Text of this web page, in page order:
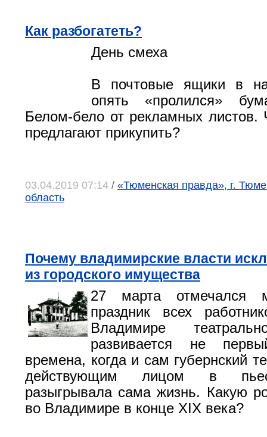
Как разбогатеть?
День смеха
В почтовые ящики в
опять «пролился»
Белом-бело от рекламных листов.
предлагают прикупить?
03.04.2019 07:14 / «Тюменская правда», г.
область
Почему владимирские власти
из городского имущества
27 марта отмечался
праздник всех
Владимире
развивается не
времена, когда и сам губернский
действующим лицом в
разыгрывала сама жизнь. Какую
во Владимире в конце XIX века?